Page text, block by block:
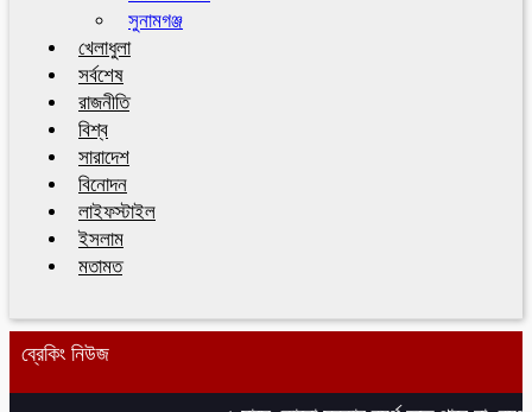
সুনামগঞ্জ
খেলাধুলা
সর্বশেষ
রাজনীতি
বিশ্ব
সারাদেশ
বিনোদন
লাইফস্টাইল
ইসলাম
মতামত
ব্রেকিং নিউজ